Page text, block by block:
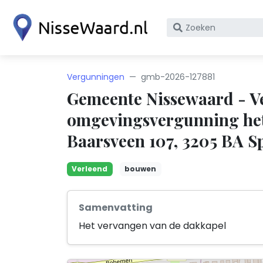
Zoek
of
nummer
Vergunningen gmb-2026-127881
Gemeente Nissewaard -
omgevingsvergunning
Baarsveen 107, 3205 BA
Verleend bouwen
Samenvatting
Het vervangen van de dakkapel